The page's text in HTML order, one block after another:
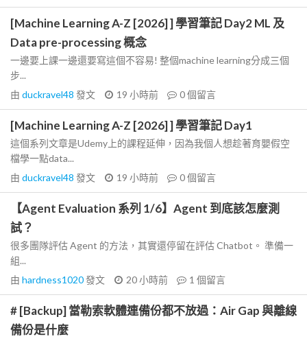
[Machine Learning A-Z [2026] ] 學習筆記 Day2 ML 及
Data pre-processing 概念
一邊要上課一邊還要寫這個不容易! 整個machine learning分成三個
步...
由 duckravel48 發文 19 小時前 0個留言
[Machine Learning A-Z [2026] ] 學習筆記 Day1
這個系列文章是Udemy上的課程延伸，因為我個人想趁著育嬰假空
檔學一點data...
由 duckravel48 發文 19 小時前 0個留言
【Agent Evaluation 系列 1/6】Agent 到底該怎麼測
試？
很多團隊評估 Agent 的方法，其實還停留在評估 Chatbot。 準備一
組...
由 hardness1020發文 20 小時前 1 個留言
# [Backup] 當勒索軟體連備份都不放過：Air Gap 與離線
備份是什麼